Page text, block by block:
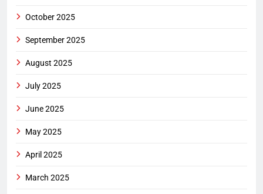
October 2025
September 2025
August 2025
July 2025
June 2025
May 2025
April 2025
March 2025